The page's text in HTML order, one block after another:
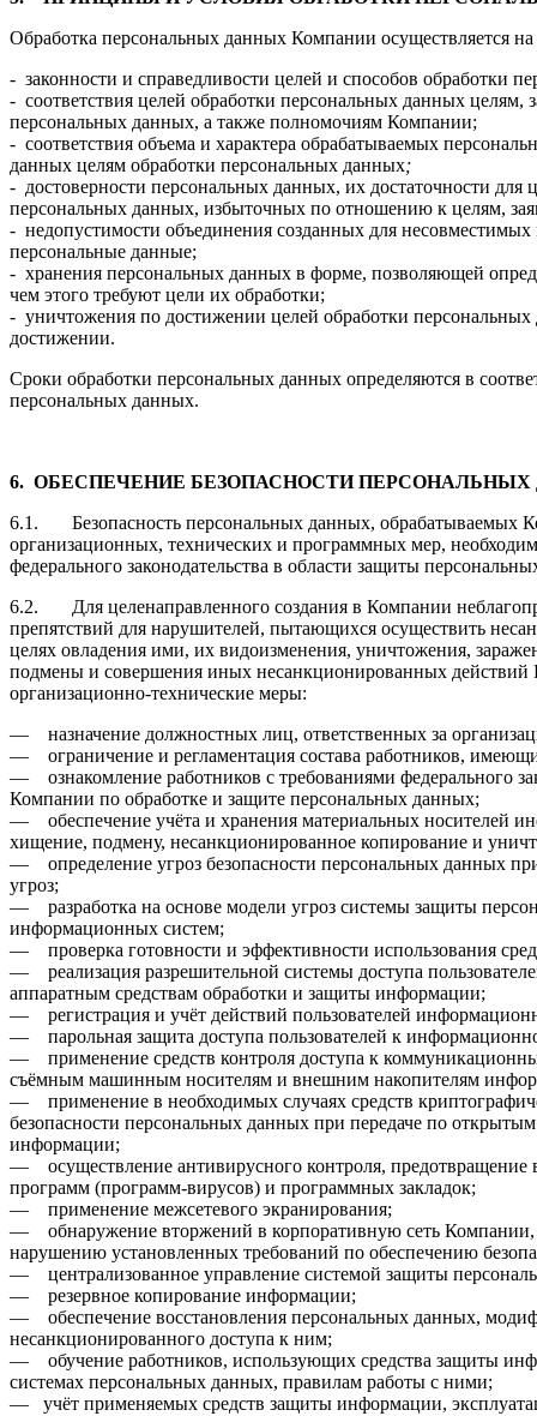
Обработка персональных данных Компании осуществляется
- законности и справедливости целей и способов обработки
- соответствия целей обработки персональных данных целям,
персональных данных, а также полномочиям Компании;
- соответствия объема и характера обрабатываемых
данных целям обработки персональных данных;
- достоверности персональных данных, их достаточности для
персональных данных, избыточных по отношению к целям,
- недопустимости объединения созданных для
персональные данные;
- хранения персональных данных в форме, позволяющей
чем этого требуют цели их обработки;
- уничтожения по достижении целей обработки
достижении.
Сроки обработки персональных данных определяются в
персональных данных.
6. ОБЕСПЕЧЕНИЕ БЕЗОПАСНОСТИ
6.1. Безопасность персональных данных, обрабатываемых
организационных, технических и программных мер,
федерального законодательства в области защиты
6.2. Для целенаправленного создания в Компании
препятствий для нарушителей, пытающихся осуществить
целях овладения ими, их видоизменения, уничтожения,
подмены и совершения иных несанкционированных
организационно-технические меры:
— назначение должностных лиц, ответственных за
— ограничение и регламентация состава работников,
— ознакомление работников с требованиями федерального
Компании по обработке и защите персональных данных;
— обеспечение учёта и хранения материальных носителей
хищение, подмену, несанкционированное копирование и
— определение угроз безопасности персональных данных
угроз;
— разработка на основе модели угроз системы защиты
информационных систем;
— проверка готовности и эффективности использования
— реализация разрешительной системы доступа
аппаратным средствам обработки и защиты информации;
— регистрация и учёт действий пользователей
— парольная защита доступа пользователей к
— применение средств контроля доступа к
съёмным машинным носителям и внешним накопителям
— применение в необходимых случаях средств
безопасности персональных данных при передаче по
информации;
— осуществление антивирусного контроля, предотвращение
программ (программ-вирусов) и программных закладок;
— применение межсетевого экранирования;
— обнаружение вторжений в корпоративную сеть
нарушению установленных требований по обеспечению
— централизованное управление системой защиты
— резервное копирование информации;
— обеспечение восстановления персональных данных,
несанкционированного доступа к ним;
— обучение работников, использующих средства защиты
системах персональных данных, правилам работы с ними;
— учёт применяемых средств защиты информации,